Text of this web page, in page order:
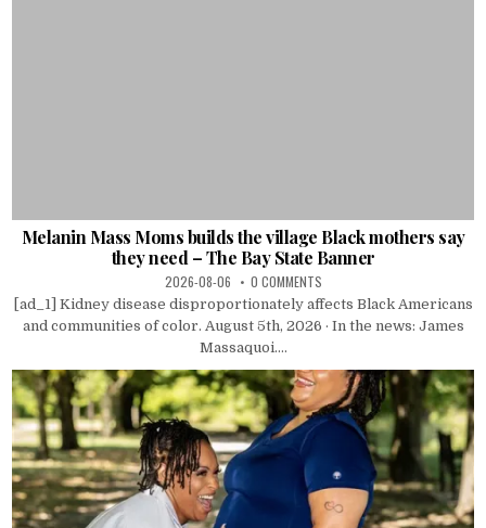
Melanin Mass Moms builds the village Black mothers say
they need – The Bay State Banner
2026-08-06 0 COMMENTS
[ad_1] Kidney disease disproportionately affects Black Americans
and communities of color. August 5th, 2026 · In the news: James
Massaquoi....